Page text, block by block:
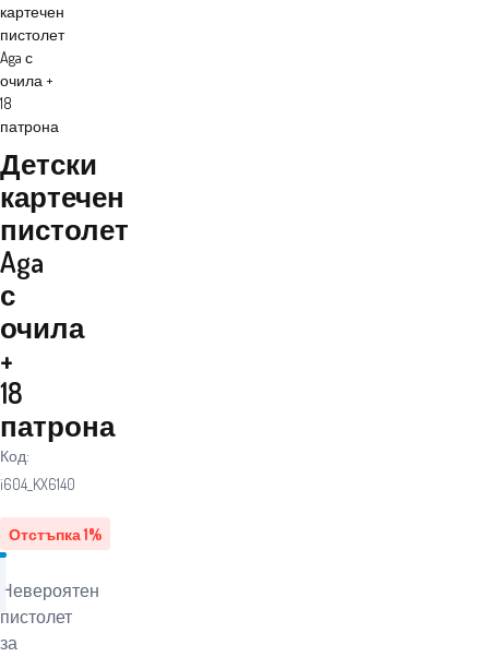
картечен
пистолет
Aga с
очила +
18
патрона
Отстъпка1%
Детски
картечен
пистолет
Aga
с
очила
+
18
патрона
Код:
i604_KX6140
Невероятен
пистолет
за